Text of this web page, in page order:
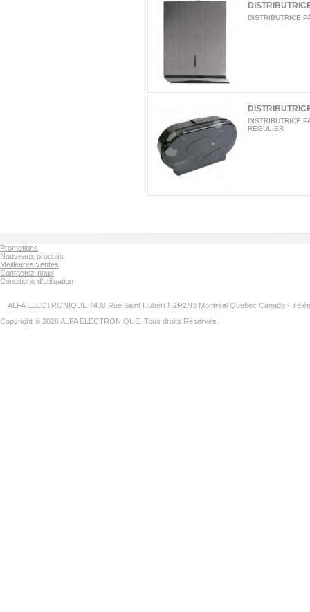
DISTRIBUTRICE
DISTRIBUTRICE
REGULIER
Promotions
Nouveaux produits
Meilleures ventes
Contactez-nous
Conditions d'utilisation
ALFA ELECTRONIQUE 7438 Rue Saint Hubert H2R2N3 Montreal Quebec Canada -
Copyright © 2026 ALFA ELECTRONIQUE. Tous droits Réservés.